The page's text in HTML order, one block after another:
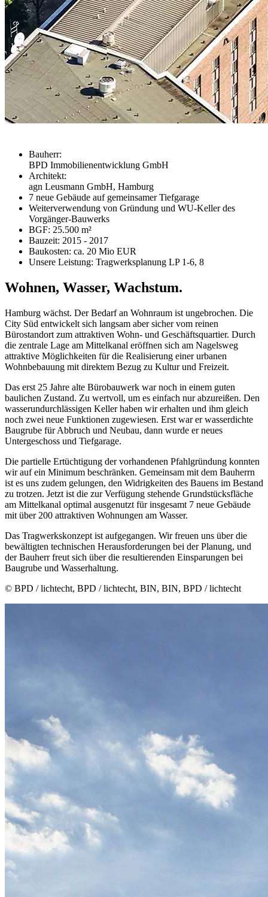
Bauherr:
BPD Immobilienentwicklung GmbH
Architekt:
agn Leusmann GmbH, Hamburg
7 neue Gebäude auf gemeinsamer Tiefgarage
Weiterverwendung von Gründung und WU-Keller des
Vorgänger-Bauwerks
BGF: 25.500 m²
Bauzeit: 2015 - 2017
Baukosten: ca. 20 Mio EUR
Unsere Leistung: Tragwerksplanung LP 1-6, 8
Wohnen, Wasser, Wachstum.
Hamburg wächst. Der Bedarf an Wohnraum ist ungebrochen. Die
City Süd entwickelt sich langsam aber sicher vom reinen
Bürostandort zum attraktiven Wohn- und Geschäftsquartier. Durch
die zentrale Lage am Mittelkanal eröffnen sich am Nagelsweg
attraktive Möglichkeiten für die Realisierung einer urbanen
Wohnbebauung mit direktem Bezug zu Kultur und Freizeit.
Das erst 25 Jahre alte Bürobauwerk war noch in einem guten
baulichen Zustand. Zu wertvoll, um es einfach nur abzureißen. Den
wasserundurchlässigen Keller haben wir erhalten und ihm gleich
noch zwei neue Funktionen zugewiesen. Erst war er wasserdichte
Baugrube für Abbruch und Neubau, dann wurde er neues
Untergeschoss und Tiefgarage.
Die partielle Ertüchtigung der vorhandenen Pfahlgründung konnten
wir auf ein Minimum beschränken. Gemeinsam mit dem Bauherrn
ist es uns zudem gelungen, den Widrigkeiten des Bauens im Bestand
zu trotzen. Jetzt ist die zur Verfügung stehende Grundstücksfläche
am Mittelkanal optimal ausgenutzt für insgesamt 7 neue Gebäude
mit über 200 attraktiven Wohnungen am Wasser.
Das Tragwerkskonzept ist aufgegangen. Wir freuen uns über die
bewältigten technischen Herausforderungen bei der Planung, und
der Bauherr freut sich über die resultierenden Einsparungen bei
Baugrube und Wasserhaltung.
© BPD / lichtecht, BPD / lichtecht, BIN, BIN, BPD / lichtecht